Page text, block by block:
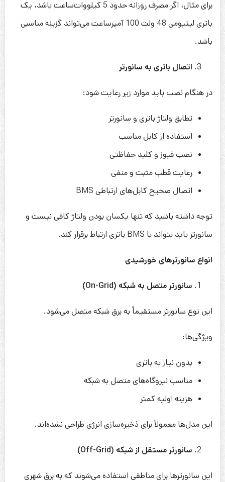
برای مثال، اگر مصرف روزانه حدود 5 کیلووات‌ساعت باشد، یک
باتری لیتیومی 48 ولت 100 آمپرساعت می‌تواند گزینه مناسبی
باشد.
اتصال باتری به سانورتر
در هنگام نصب باید موارد زیر رعایت شود:
تطابق ولتاژ باتری و سانورتر
استفاده از کابل مناسب
نصب فیوز و کلید حفاظتی
رعایت قطب مثبت و منفی
اتصال صحیح کابل‌های ارتباطی BMS
توجه داشته باشید که تنها یکسان بودن ولتاژ کافی نیست و
سانورتر باید بتواند با BMS باتری ارتباط برقرار کند.
انواع سانورترهای خورشیدی
سانورتر متصل به شبکه (On-Grid)
این نوع سانورتر مستقیماً به برق شبکه متصل می‌شود.
ویژگی‌ها:
بدون نیاز به باتری
مناسب نیروگاه‌های متصل به شبکه
هزینه اولیه کمتر
این مدل‌ها معمولاً برای ذخیره‌سازی انرژی طراحی نشده‌اند.
سانورتر مستقل از شبکه (Off-Grid)
این سانورترها برای مناطقی استفاده می‌شوند که به برق شهری